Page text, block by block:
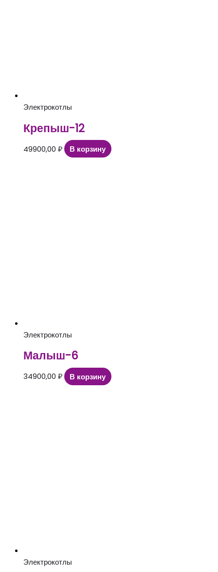
Электрокотлы
Крепыш-12
49900,00 ₽ В корзину
Электрокотлы
Малыш-6
34900,00 ₽ В корзину
Электрокотлы